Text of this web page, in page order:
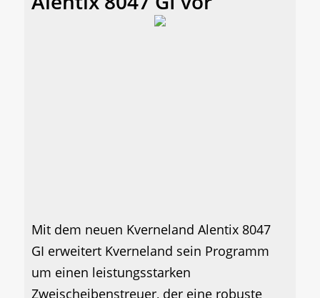
Mit dem neuen Kverneland Alentix 8047
GI erweitert Kverneland sein Programm
um einen leistungsstarken
Zweischeibenstreuer, der eine robuste